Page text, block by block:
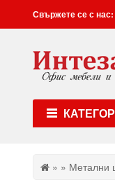
Свържете се с нас:
» » Метални